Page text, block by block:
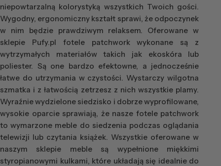
niepowtarzalną kolorystyką wszystkich Twoich gości.
Wygodny, ergonomiczny kształt sprawi, że odpoczynek
w nim będzie prawdziwym relaksem. Oferowane w
sklepie Pufy.pl fotele patchwork wykonane są z
wytrzymałych materiałów takich jak ekoskóra lub
poliester. Są one bardzo efektowne, a jednocześnie
łatwe do utrzymania w czystości. Wystarczy wilgotna
szmatka i z łatwością zetrzesz z nich wszystkie plamy.
Wyraźnie wydzielone siedzisko i dobrze wyprofilowane,
wysokie oparcie sprawiają, że nasze fotele patchwork
to wymarzone meble do siedzenia podczas oglądania
telewizji lub czytania książek. Wszystkie oferowane w
naszym sklepie meble są wypełnione miękkimi
styropianowymi kulkami, które układają się idealnie do